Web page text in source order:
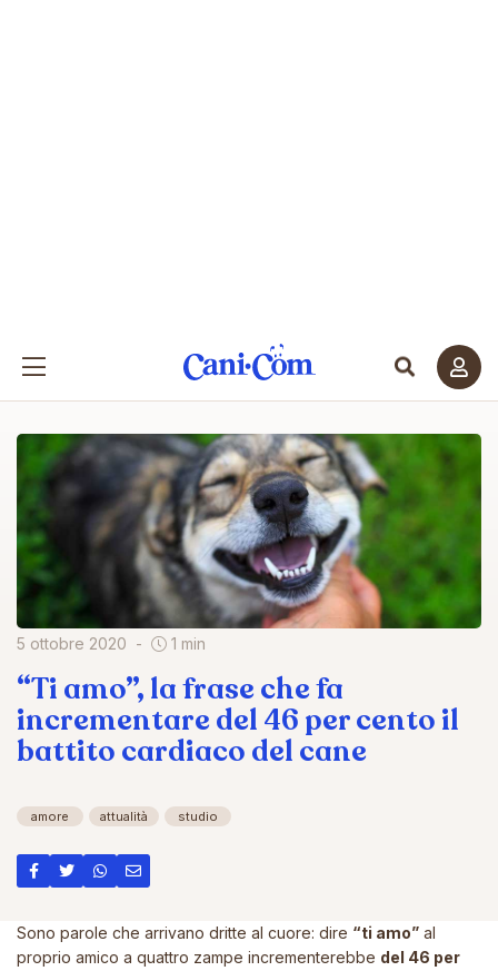
5 ottobre 2020 1 min
“Ti amo”, la frase che fa
incrementare del 46 per cento il
battito cardiaco del cane
amore attualità studio
Sono parole che arrivano dritte al cuore: dire “ti amo” al
proprio amico a quattro zampe incrementerebbe del 46 per